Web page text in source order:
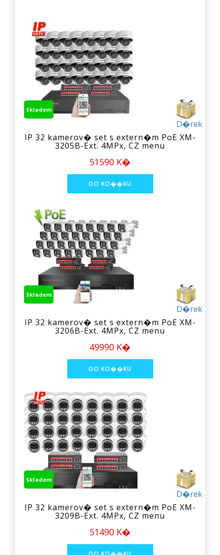
D�rek
Skladem
IP 32 kamerov� set s extern�m PoE XM-
3205B-Ext. 4MPx, CZ menu
51590 K�
D�rek
Skladem
IP 32 kamerov� set s extern�m PoE XM-
3206B-Ext. 4MPx, CZ menu
49990 K�
D�rek
Skladem
IP 32 kamerov� set s extern�m PoE XM-
3209B-Ext. 4MPx, CZ menu
51490 K�